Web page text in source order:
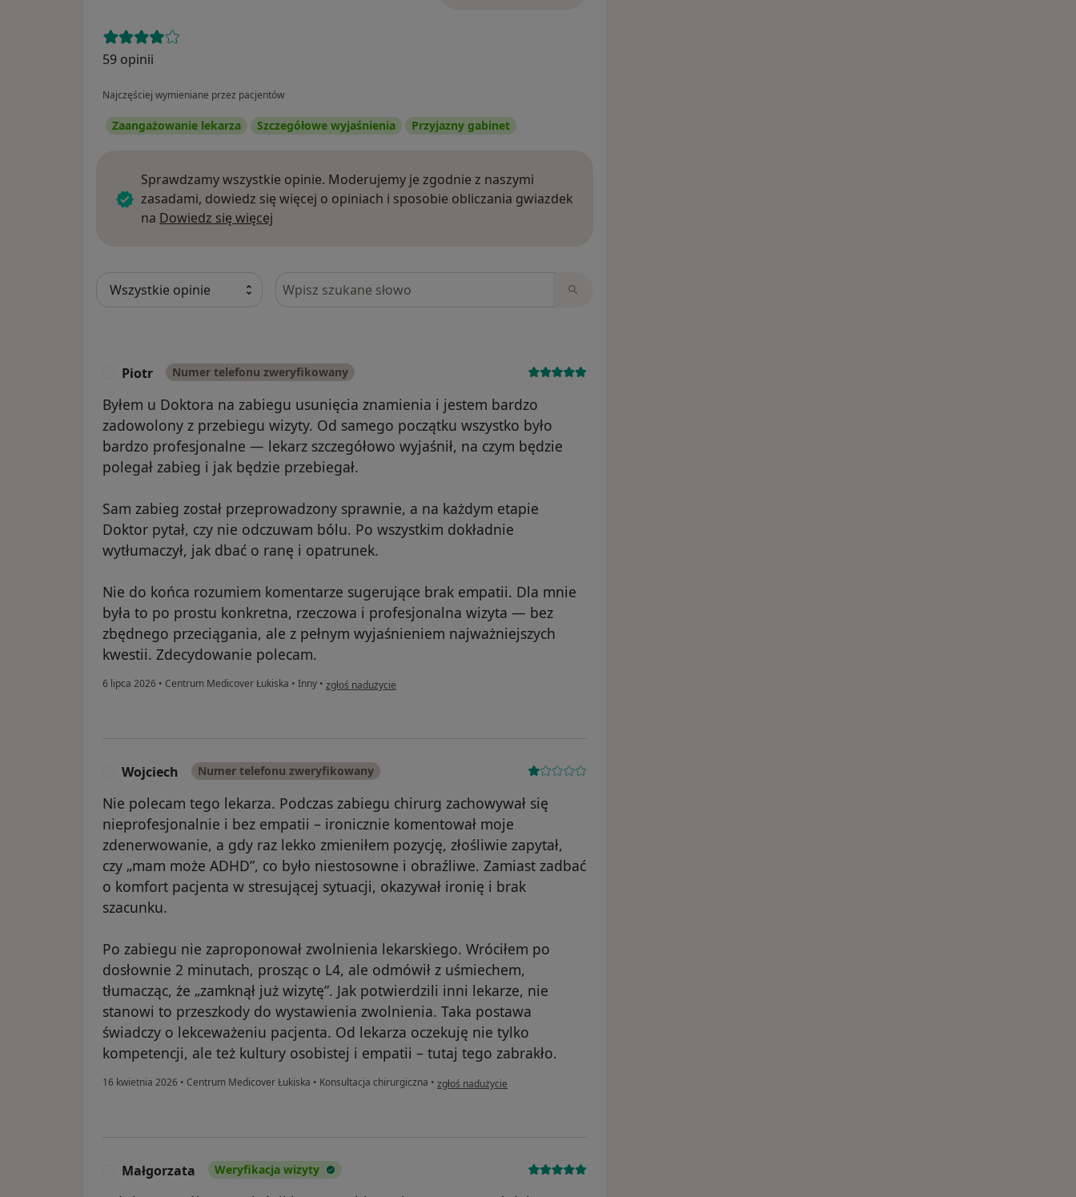
59 opinii
Najczęściej wymieniane przez pacjentów
Zaangażowanie lekarza Szczegółowe wyjaśnienia Przyjazny gabinet
Sprawdzamy wszystkie opinie. Moderujemy je zgodnie z naszymi
zasadami, dowiedz się więcej o opiniach i sposobie obliczania gwiazdek
na Dowiedz się więcej
Szukaj w opiniach
Piotr Numer telefonu zweryfikowany
Byłem u Doktora na zabiegu usunięcia znamienia i jestem bardzo
zadowolony z przebiegu wizyty. Od samego początku wszystko było
bardzo profesjonalne — lekarz szczegółowo wyjaśnił, na czym będzie
polegał zabieg i jak będzie przebiegał.
Sam zabieg został przeprowadzony sprawnie, a na każdym etapie
Doktor pytał, czy nie odczuwam bólu. Po wszystkim dokładnie
wytłumaczył, jak dbać o ranę i opatrunek.
Nie do końca rozumiem komentarze sugerujące brak empatii. Dla mnie
była to po prostu konkretna, rzeczowa i profesjonalna wizyta — bez
zbędnego przeciągania, ale z pełnym wyjaśnieniem najważniejszych
kwestii. Zdecydowanie polecam.
6 lipca 2026 • Centrum Medicover Łukiska • Inny • w opinii użytkownika Piotr
zgłoś nadużycie
Wojciech Numer telefonu zweryfikowany
Nie polecam tego lekarza. Podczas zabiegu chirurg zachowywał się
nieprofesjonalnie i bez empatii – ironicznie komentował moje
zdenerwowanie, a gdy raz lekko zmieniłem pozycję, złośliwie zapytał,
czy „mam może ADHD”, co było niestosowne i obraźliwe. Zamiast zadbać
o komfort pacjenta w stresującej sytuacji, okazywał ironię i brak
szacunku.
Po zabiegu nie zaproponował zwolnienia lekarskiego. Wróciłem po
dosłownie 2 minutach, prosząc o L4, ale odmówił z uśmiechem,
tłumacząc, że „zamknął już wizytę”. Jak potwierdzili inni lekarze, nie
stanowi to przeszkody do wystawienia zwolnienia. Taka postawa
świadczy o lekceważeniu pacjenta. Od lekarza oczekuję nie tylko
kompetencji, ale też kultury osobistej i empatii – tutaj tego zabrakło.
16 kwietnia 2026 • Centrum Medicover Łukiska • Konsultacja chirurgiczna • w opinii użytkownika Wojciech
zgłoś nadużycie
Małgorzata Weryfikacja wizyty